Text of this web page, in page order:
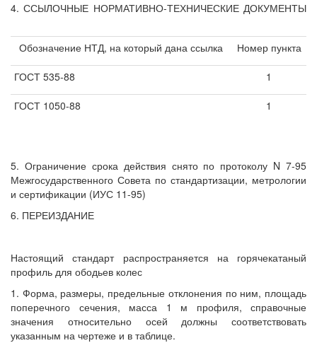
4. ССЫЛОЧНЫЕ НОРМАТИВНО-ТЕХНИЧЕСКИЕ ДОКУМЕНТЫ
Обозначение НТД, на который дана ссылка Номер пункта
ГОСТ 535-88 1
ГОСТ 1050-88 1
5. Ограничение срока действия снято по протоколу N 7-95
Межгосударственного Совета по стандартизации, метрологии
и сертификации (ИУС 11-95)
6. ПЕРЕИЗДАНИЕ
Настоящий стандарт распространяется на горячекатаный
профиль для ободьев колес
1. Форма, размеры, предельные отклонения по ним, площадь
поперечного сечения, масса 1 м профиля, справочные
значения относительно осей должны соответствовать
указанным на чертеже и в таблице.